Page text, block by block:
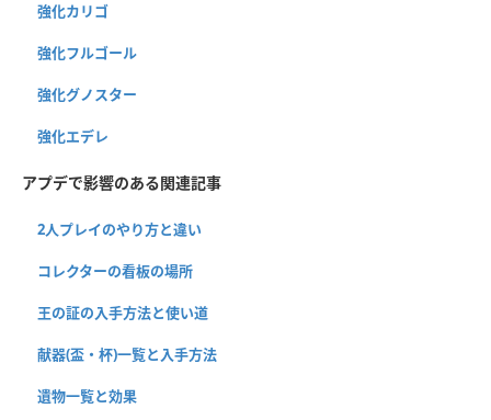
強化カリゴ
強化フルゴール
強化グノスター
強化エデレ
アプデで影響のある関連記事
2人プレイのやり方と違い
コレクターの看板の場所
王の証の入手方法と使い道
献器(盃・杯)一覧と入手方法
遺物一覧と効果